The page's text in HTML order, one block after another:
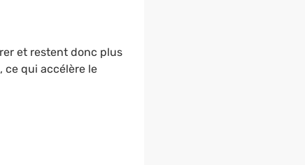
et restent donc plus
ce qui accélère le